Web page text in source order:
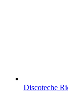
Discoteche